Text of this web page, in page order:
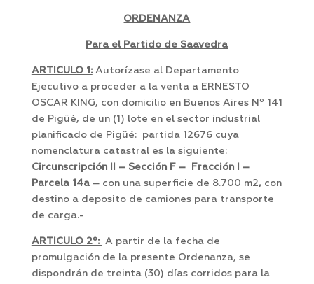
ORDENANZA
Para el Partido de Saavedra
ARTICULO 1:Autorízase al Departamento
Ejecutivo a proceder a la venta a ERNESTO
OSCAR KING, con domicilio en Buenos Aires Nº 141
de Pigüé, de un (1) lote en el sector industrial
planificado de Pigüé: partida 12676 cuya
nomenclatura catastral es la siguiente:
Circunscripción II – Sección F – Fracción I –
Parcela 14a – con una superficie de 8.700 m2, con
destino a deposito de camiones para transporte
de carga.-
ARTICULO 2º: A partir de la fecha de
promulgación de la presente Ordenanza, se
dispondrán de treinta (30) días corridos para la